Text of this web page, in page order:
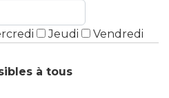
Jeudi
Vendredi
à tous